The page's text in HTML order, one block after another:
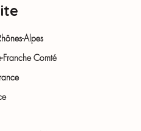
Alpes
Comté